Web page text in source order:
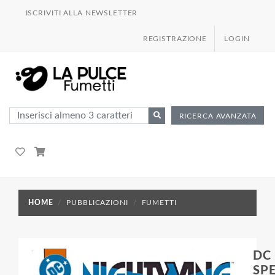
ISCRIVITI ALLA NEWSLETTER
REGISTRAZIONE LOGIN
RICERCA AVANZATA
HOME PUBBLICAZIONI FUMETTI